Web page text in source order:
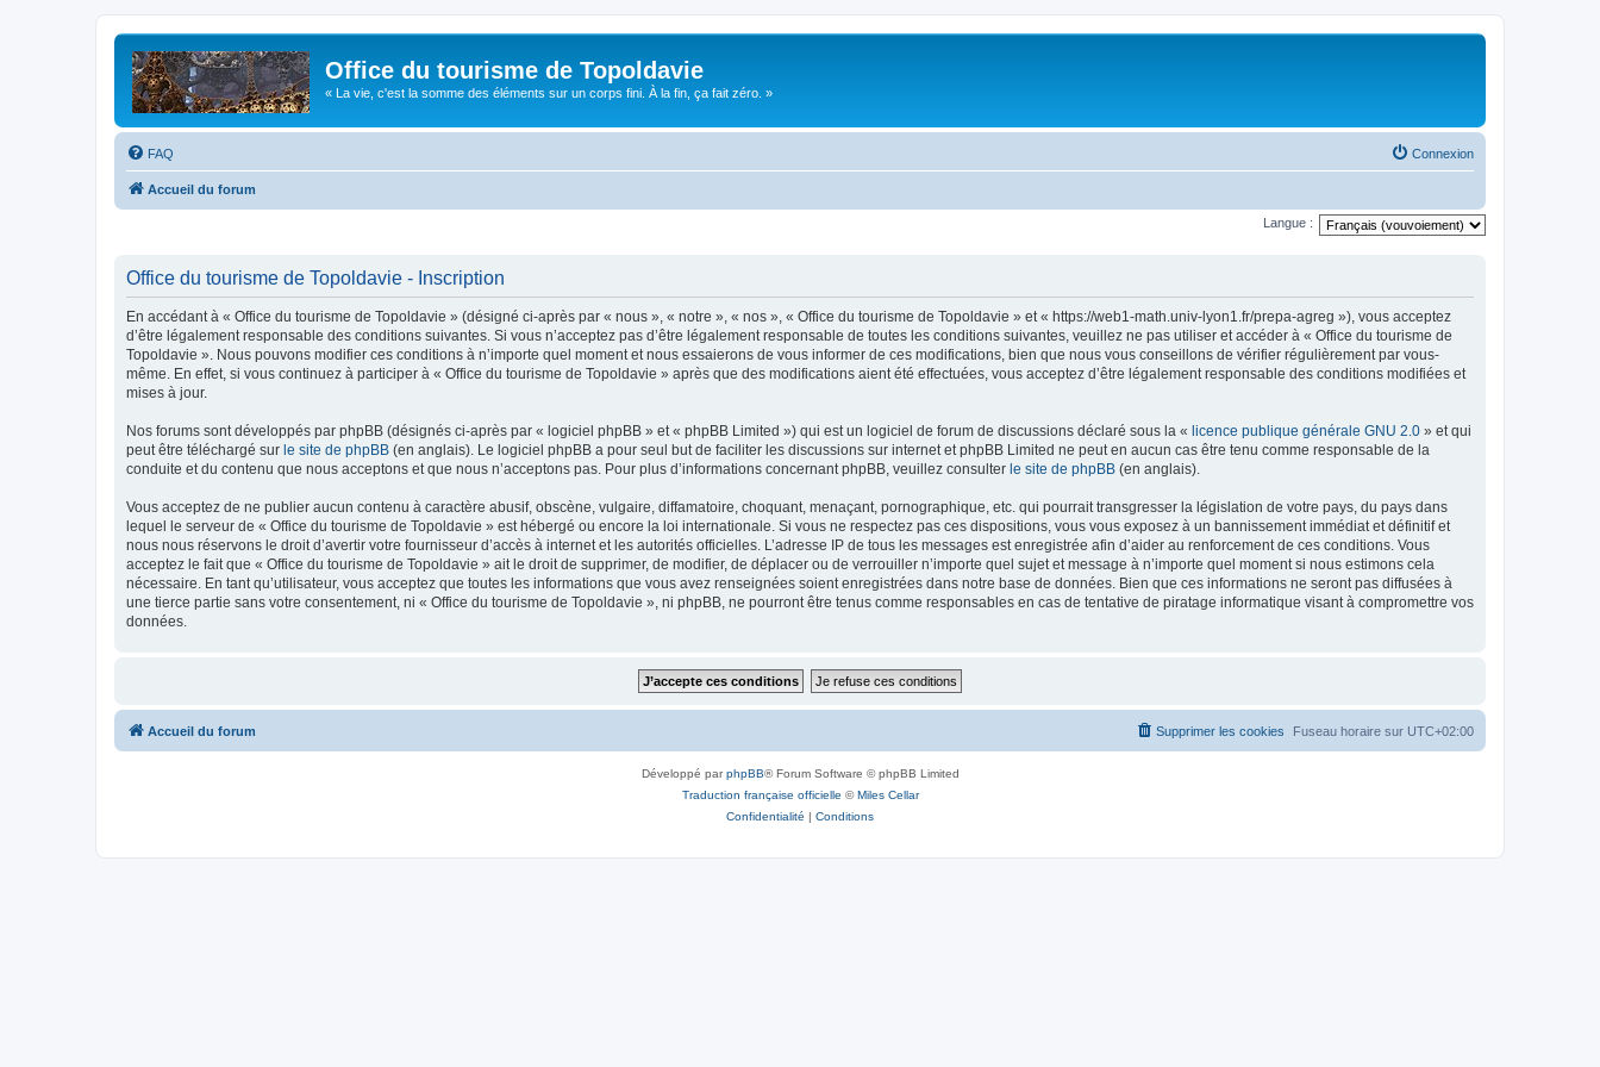
Office du tourisme de Topoldavie
« La vie, c'est la somme des éléments sur un corps fini. À la fin, ça fait zéro. »
FAQ Connexion
Accueil du forum
Langue :
Office du tourisme de Topoldavie - Inscription
En accédant à « Office du tourisme de Topoldavie » (désigné ci-après par « nous », « notre », « nos », « Office du tourisme de Topoldavie » et « https://web1-math.univ-lyon1.fr/prepa-agreg »), vous acceptez
d’être légalement responsable des conditions suivantes. Si vous n’acceptez pas d’être légalement responsable de toutes les conditions suivantes, veuillez ne pas utiliser et accéder à « Office du tourisme de
Topoldavie ». Nous pouvons modifier ces conditions à n’importe quel moment et nous essaierons de vous informer de ces modifications, bien que nous vous conseillons de vérifier régulièrement par vous-
même. En effet, si vous continuez à participer à « Office du tourisme de Topoldavie » après que des modifications aient été effectuées, vous acceptez d’être légalement responsable des conditions modifiées et
mises à jour.
Nos forums sont développés par phpBB (désignés ci-après par « logiciel phpBB » et « phpBB Limited ») qui est un logiciel de forum de discussions déclaré sous la « licence publique générale GNU 2.0 » et qui
peut être téléchargé sur le site de phpBB (en anglais). Le logiciel phpBB a pour seul but de faciliter les discussions sur internet et phpBB Limited ne peut en aucun cas être tenu comme responsable de la
conduite et du contenu que nous acceptons et que nous n’acceptons pas. Pour plus d’informations concernant phpBB, veuillez consulter le site de phpBB (en anglais).
Vous acceptez de ne publier aucun contenu à caractère abusif, obscène, vulgaire, diffamatoire, choquant, menaçant, pornographique, etc. qui pourrait transgresser la législation de votre pays, du pays dans
lequel le serveur de « Office du tourisme de Topoldavie » est hébergé ou encore la loi internationale. Si vous ne respectez pas ces dispositions, vous vous exposez à un bannissement immédiat et définitif et
nous nous réservons le droit d’avertir votre fournisseur d’accès à internet et les autorités officielles. L’adresse IP de tous les messages est enregistrée afin d’aider au renforcement de ces conditions. Vous
acceptez le fait que « Office du tourisme de Topoldavie » ait le droit de supprimer, de modifier, de déplacer ou de verrouiller n’importe quel sujet et message à n’importe quel moment si nous estimons cela
nécessaire. En tant qu’utilisateur, vous acceptez que toutes les informations que vous avez renseignées soient enregistrées dans notre base de données. Bien que ces informations ne seront pas diffusées à
une tierce partie sans votre consentement, ni « Office du tourisme de Topoldavie », ni phpBB, ne pourront être tenus comme responsables en cas de tentative de piratage informatique visant à compromettre vos
données.
Accueil du forum Fuseau horaire sur UTC+02:00
Supprimer les cookies
Développé parphpBB® Forum Software © phpBB Limited
Traduction française officielle ©Miles Cellar
Confidentialité | Conditions